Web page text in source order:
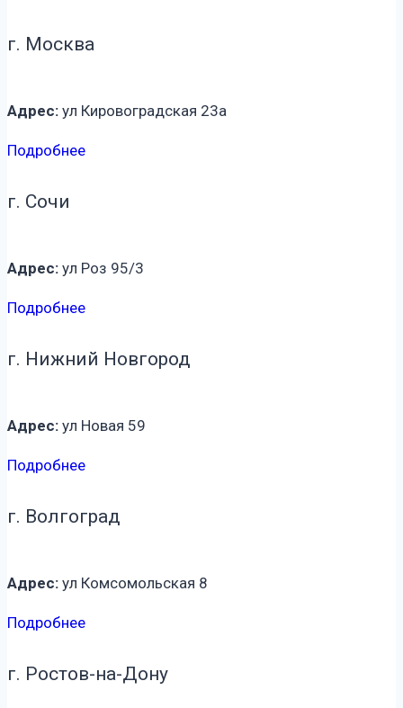
г. Москва
Адрес: ул Кировоградская 23а
Подробнее
г. Сочи
Адрес: ул Роз 95/3
Подробнее
г. Нижний Новгород
Адрес: ул Новая 59
Подробнее
г. Волгоград
Адрес: ул Комсомольская 8
Подробнее
г. Ростов-на-Дону